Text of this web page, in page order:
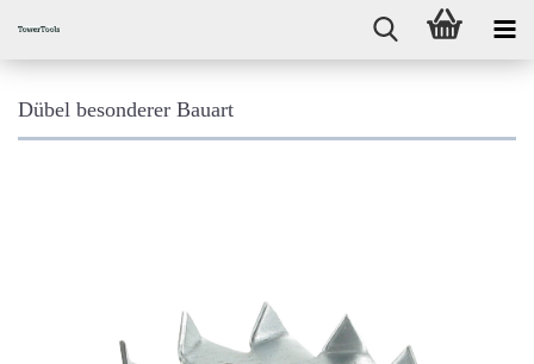
Dübel besonderer Bauart